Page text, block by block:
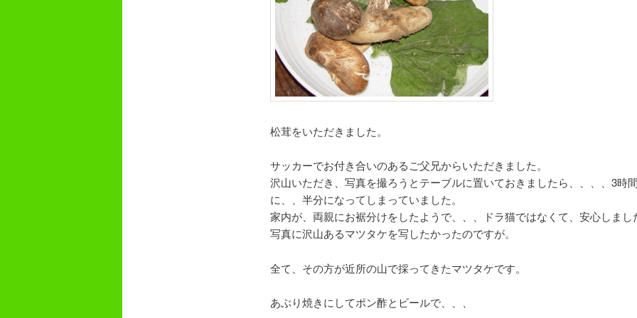
松茸をいただきました。
サッカーでお付き合いのあるご父兄からいただきました。
沢山いただき、写真を撮ろうとテーブルに置いておきましたら、、、、3時
に、、半分になってしまっていました。
家内が、両親にお裾分けをしたようで、、、ドラ猫ではなくて、安心しまし
写真に沢山あるマツタケを写したかったのですが。
全て、その方が近所の山で採ってきたマツタケです。
あぶり焼きにしてポン酢とビールで、、、